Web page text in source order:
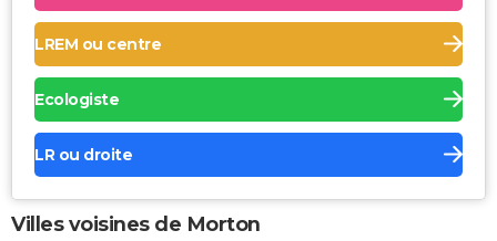
LREM ou centre
Ecologiste
LR ou droite
Villes voisines de Morton